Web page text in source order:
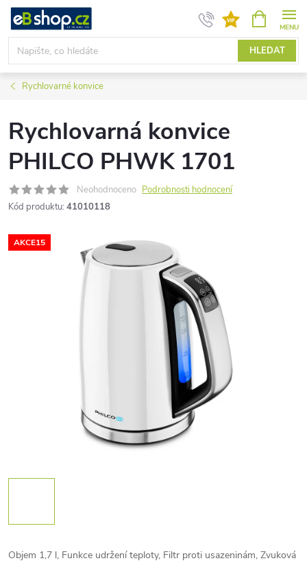
Přejít
obsah
HLEDAT
NÁKUPNÍ
KOŠÍK
Rychlovarné konvice
Rychlovarná konvice
PHILCO PHWK 1701
Neohodnoceno Podrobnosti hodnocení
Kód produktu: 41010118
AKCE15
Objem 1,7 l, Funkce udržení teploty, Filtr proti usazeninám, Zvuková